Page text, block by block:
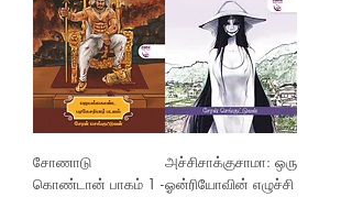
சோணாடு
கொண்டான் பாகம் 1 -
அச்சிசாக்குசாமா: ஒரு
ஓன்ரியோவின் எழுச்சி